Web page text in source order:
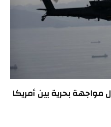
مواجهة بحرية بين أمريكا